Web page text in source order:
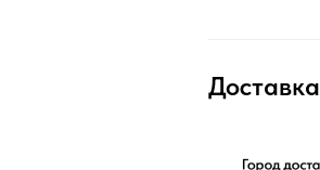
Доставка